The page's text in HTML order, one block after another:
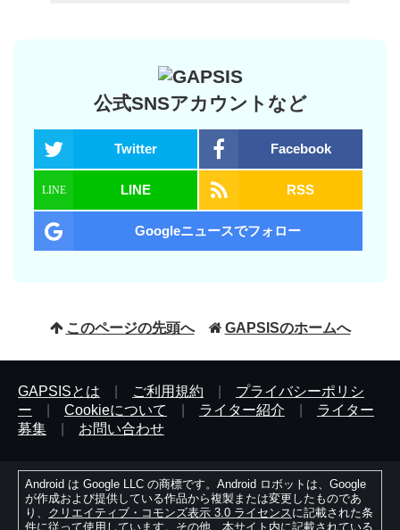
公式SNSアカウントなど
Twitter Facebook
LINE RSS
Googleニュースでフォロー
このページの先頭へ GAPSISのホームへ
GAPSISとは ご利用規約
プライバシーポリシ
ー
Cookieについて ライター紹介
ライター
募集
お問い合わせ
Android は Google LLC の商標です。Android ロボットは、Google
が作成および提供している作品から複製または変更したものであ
り、 クリエイティブ・コモンズ表示 3.0 ライセンスに記載された条
件に従って使用しています。その他、本サイト内に記載されている